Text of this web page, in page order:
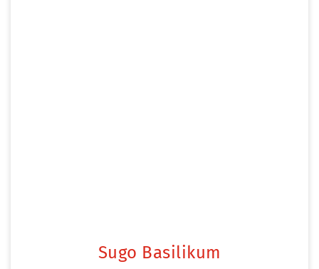
Sugo Basilikum